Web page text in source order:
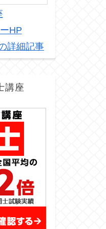
HP
詳細記事
講座